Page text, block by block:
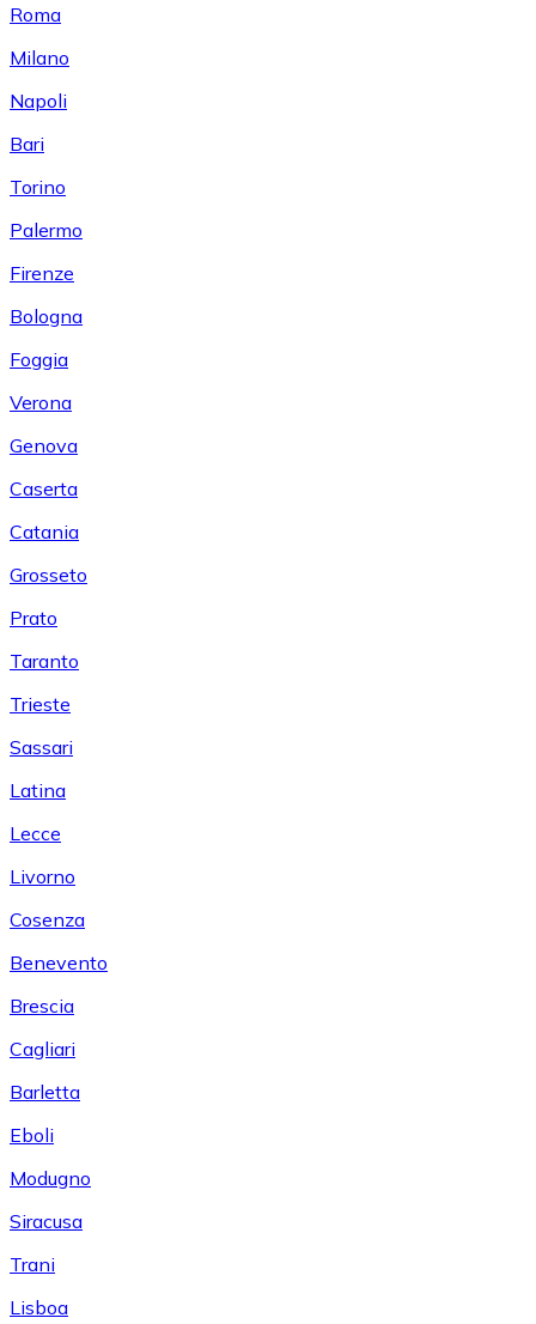
Roma
Milano
Napoli
Bari
Torino
Palermo
Firenze
Bologna
Foggia
Verona
Genova
Caserta
Catania
Grosseto
Prato
Taranto
Trieste
Sassari
Latina
Lecce
Livorno
Cosenza
Benevento
Brescia
Cagliari
Barletta
Eboli
Modugno
Siracusa
Trani
Lisboa